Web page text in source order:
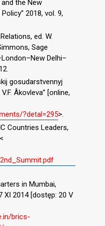
the New
2018, vol. 9,
ed. W.
Sage
Delhi–
gosudarstvennyj
Âkovleva” [online,
?detal=295>.
Countries Leaders,
in Mumbai,
XI 2014 [dostęp: 20 V
brics-